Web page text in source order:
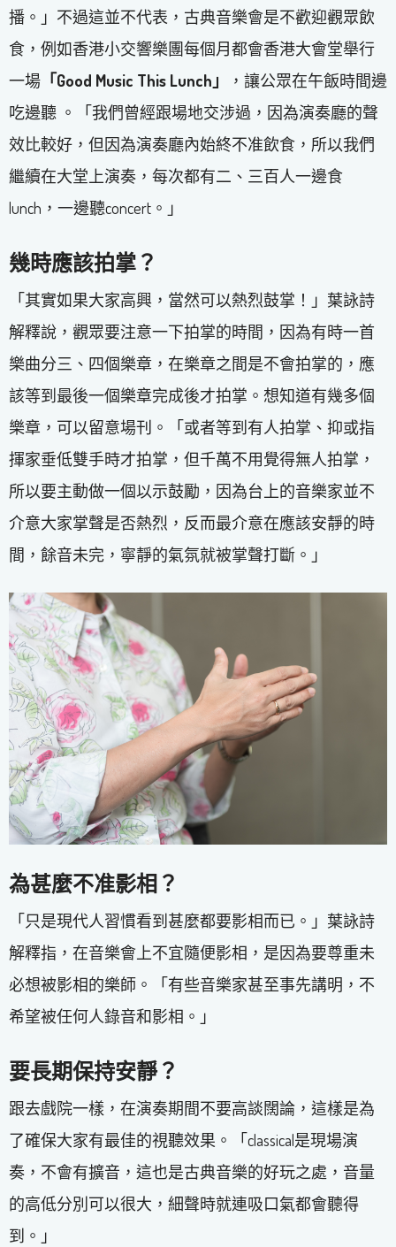
播。」不過這並不代表，古典音樂會是不歡迎觀眾飲
食，例如香港小交響樂團每個月都會香港大會堂舉行
一場 「Good Music This Lunch」
，讓公眾在午飯時間邊
吃邊聽 。「我們曾經跟場地交涉過，因為演奏廳的聲
效比較好，但因為演奏廳內始終不准飲食，所以我們
繼續在大堂上演奏，每次都有二、三百人一邊食
lunch，一邊聽concert。」
幾時應該拍掌？
「其實如果大家高興，當然可以熱烈鼓掌！」葉詠詩
解釋說，觀眾要注意一下拍掌的時間，因為有時一首
樂曲分三、四個樂章，在樂章之間是不會拍掌的，應
該等到最後一個樂章完成後才拍掌。想知道有幾多個
樂章，可以留意場刊。「或者等到有人拍掌、抑或指
揮家垂低雙手時才拍掌，但千萬不用覺得無人拍掌，
所以要主動做一個以示鼓勵，因為台上的音樂家並不
介意大家掌聲是否熱烈，反而最介意在應該安靜的時
間，餘音未完，寧靜的氣氛就被掌聲打斷。」
為甚麼不准影相？
「只是現代人習慣看到甚麼都要影相而已。」葉詠詩
解釋指，在音樂會上不宜隨便影相，是因為要尊重未
必想被影相的樂師。「有些音樂家甚至事先講明，不
希望被任何人錄音和影相。」
要長期保持安靜？
跟去戲院一樣，在演奏期間不要高談闊論，這樣是為
了確保大家有最佳的視聽效果。「classical是現場演
奏，不會有擴音，這也是古典音樂的好玩之處，音量
的高低分別可以很大，細聲時就連吸口氣都會聽得
到。」